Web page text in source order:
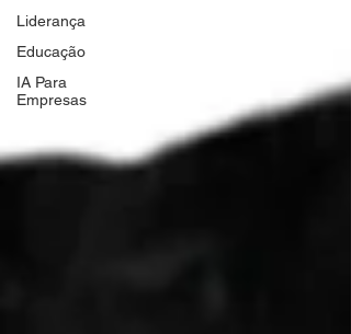
Liderança
Educação
IA Para
Empresas